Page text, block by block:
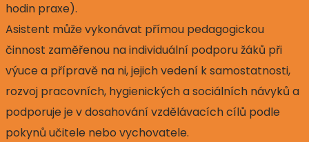
hodin praxe).
Asistent může vykonávat přímou pedagogickou
činnost zaměřenou na individuální podporu žáků při
výuce a přípravě na ni, jejich vedení k samostatnosti,
rozvoj pracovních, hygienických a sociálních návyků a
podporuje je v dosahování vzdělávacích cílů podle
pokynů učitele nebo vychovatele.